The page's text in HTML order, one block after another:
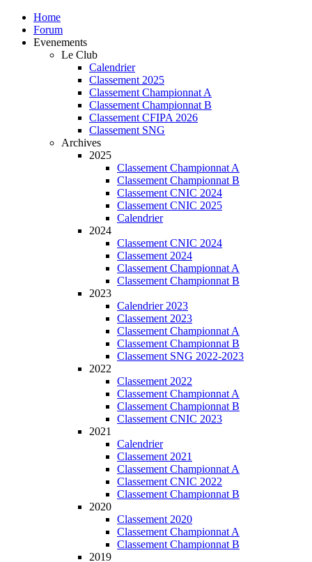
Home
Forum
Evenements
Le Club
Calendrier
Classement 2025
Classement Championnat A
Classement Championnat B
Classement CFIPA 2026
Classement SNG
Archives
2025
Classement Championnat A
Classement Championnat B
Classement CNIC 2024
Classement CNIC 2025
Calendrier
2024
Classement CNIC 2024
Classement 2024
Classement Championnat A
Classement Championnat B
2023
Calendrier 2023
Classement 2023
Classement Championnat A
Classement Championnat B
Classement SNG 2022-2023
2022
Classement 2022
Classement Championnat A
Classement Championnat B
Classement CNIC 2023
2021
Calendrier
Classement 2021
Classement Championnat A
Classement CNIC 2022
Classement Championnat B
2020
Classement 2020
Classement Championnat A
Classement Championnat B
2019